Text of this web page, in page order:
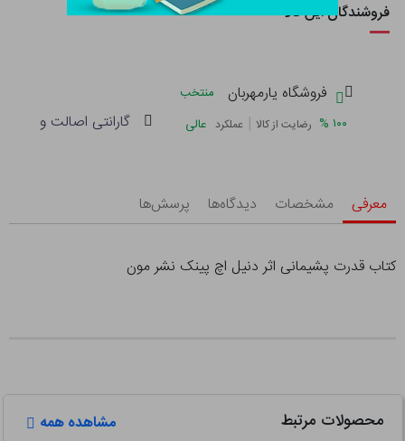
فروشندگان این کالا
فروشگاه یارمهربان
منتخب
۱۰۰ % رضایت از کالا | عملکرد عالی گارانتی اصالت و
معرفی مشخصات دیدگاه‌ها پرسش‌ها
کتاب قدرت پشیمانی اثر دنیل اچ پینک نشر مون
محصولات مرتبط مشاهده همه